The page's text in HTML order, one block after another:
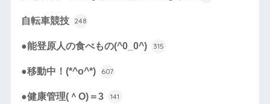
自転車競技 248
●能登原人の食べもの(^0_0^) 315
●移動中！(*^o^*) 607
●健康管理(＾O)＝3 141